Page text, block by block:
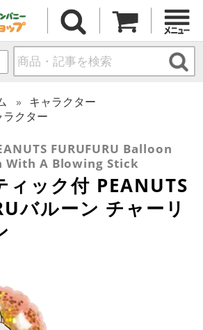
キャラクター
クター
FURUFURU Balloon
With A Blowing Stick
ィック付 PEANUTS
バルーン チャーリ